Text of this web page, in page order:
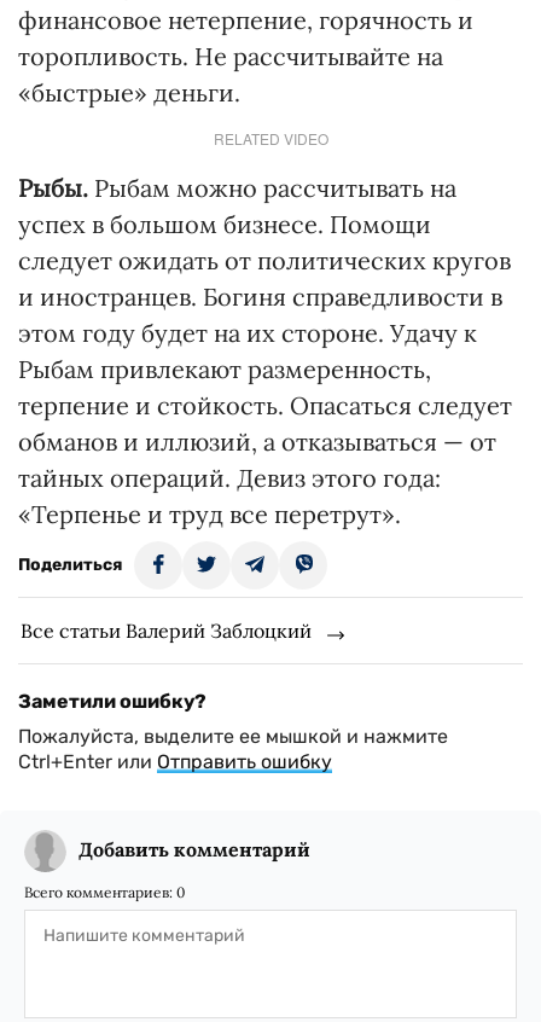
финансовое нетерпение, горячность и
торопливость. Не рассчитывайте на
«быстрые» деньги.
RELATED VIDEO
Рыбы. Рыбам можно рассчитывать на
успех в большом бизнесе. Помощи
следует ожидать от политических кругов
и иностранцев. Богиня справедливости в
этом году будет на их стороне. Удачу к
Рыбам привлекают размеренность,
терпение и стойкость. Опасаться следует
обманов и иллюзий, а отказываться — от
тайных операций. Девиз этого года:
«Терпенье и труд все перетрут».
Поделиться
Все статьи Валерий Заблоцкий
Заметили ошибку?
Пожалуйста, выделите ее мышкой и нажмите
Ctrl+Enter или Отправить ошибку
Добавить комментарий
Всего комментариев: 0